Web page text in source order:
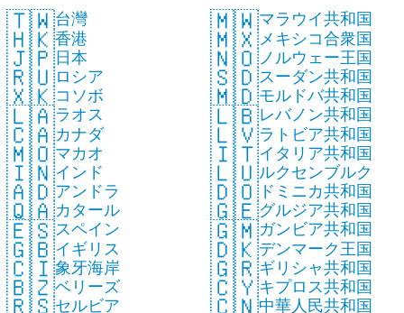
🇹🇼台灣
🇭🇰香港
🇯🇵日本
🇷🇺ロシア
🇽🇰コソボ
🇱🇦ラオス
🇨🇦カナダ
🇲🇴マカオ
🇮🇳インド
🇦🇩アンドラ
🇶🇦カタール
🇪🇸スペイン
🇬🇧イギリス
🇨🇮象牙海岸
🇧🇿ベリーズ
セルビア
🇲🇼マラウイ共和国
🇲🇽メキシコ合衆国
🇳🇴 ノルウェー王国
🇸🇩スーダン共和国
🇲🇩モルドバ共和国
🇱🇧レバノン共和国
🇱🇻ラトビア共和国
🇮🇹イタリア共和国
🇱🇺ルクセンブルク
🇩🇴 ドミニカ共和国
🇬🇪グルジア共和国
🇬🇲ガンビア共和国
🇩🇰デンマーク王国
🇬🇷ギリシャ共和国
🇨🇾キプロス共和国
中華人民共和国